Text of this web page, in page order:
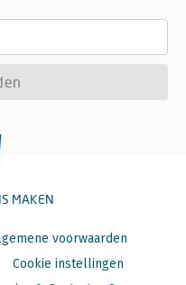
MAKEN
voorwaarden
Cookie instellingen